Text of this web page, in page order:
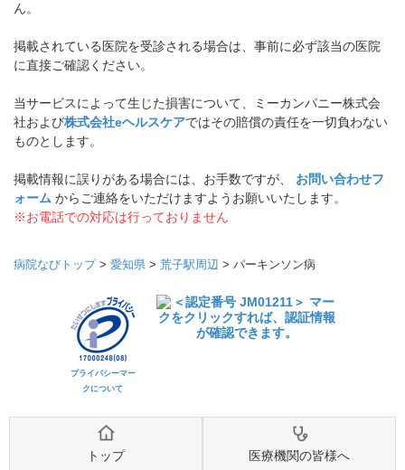
ん。
掲載されている医院を受診される場合は、事前に必ず該当の医院
に直接ご確認ください。
当サービスによって生じた損害について、ミーカンパニー株式会
社および株式会社eヘルスケアではその賠償の責任を一切負わない
ものとします。
掲載情報に誤りがある場合には、お手数ですが、 お問い合わせフ
ォーム からご連絡をいただけますようお願いいたします。
※お電話での対応は行っておりません
病院なびトップ> 愛知県 > 荒子駅周辺 > パーキンソン病
プライバシーマー
クについて
トップ 医療機関の皆様へ